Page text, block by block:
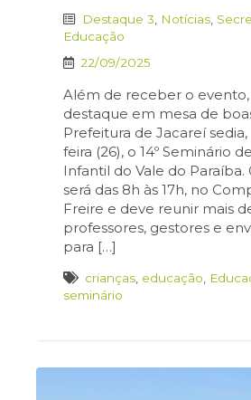
Destaque 3 Notícias
Educação
22/09/2025
Além de receber o
destaque em mesa de
Prefeitura de Jacareí
feira (26), o 14º Seminário
Infantil do Vale do
será das 8h às 17h, no
Freire e deve reunir mais
professores, gestores e
para […]
crianças educação
seminário